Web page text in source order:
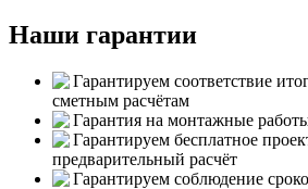
Наши гарантии
Гарантируем соответствие
сметным расчётам
Гарантия на монтажные
Гарантируем бесплатное
предварительный расчёт
Гарантируем соблюдение